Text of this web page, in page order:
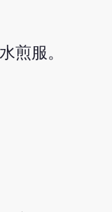
煎服。